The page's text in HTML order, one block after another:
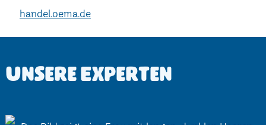
handel.oema.de
Unsere Experten